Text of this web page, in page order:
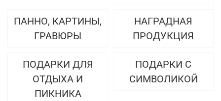
ПАННО, КАРТИНЫ,
ГРАВЮРЫ
НАГРАДНАЯ
ПРОДУКЦИЯ
ПОДАРКИ ДЛЯ
ОТДЫХА И
ПИКНИКА
ПОДАРКИ С
СИМВОЛИКОЙ